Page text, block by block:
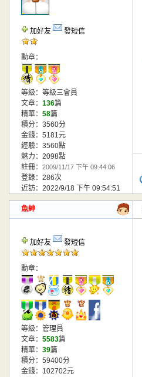
加好友 發短信
勳章：
等級：等級三會員
文章： 136篇
精華： 58篇
積分：3560分
金錢：5181元
經驗：3560點
魅力：2098點
註冊： 2009/11/17 下午 09:44:06
登錄：286次
近訪：2022/9/18 下午 09:54:51
魚紳
加好友 發短信
勳章：
等級：管理員
文章： 5583篇
精華： 39篇
積分：59400分
金錢：102702元